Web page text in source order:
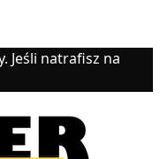
Jeśli natrafisz na